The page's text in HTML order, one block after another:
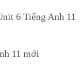
6 Tiếng Anh 11
11 mới